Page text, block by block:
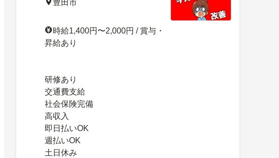
豊田市
時給1,400円〜2,000円 / 賞与・
昇給あり
研修あり
交通費支給
社会保険完備
高収入
即日払いOK
週払いOK
土日休み